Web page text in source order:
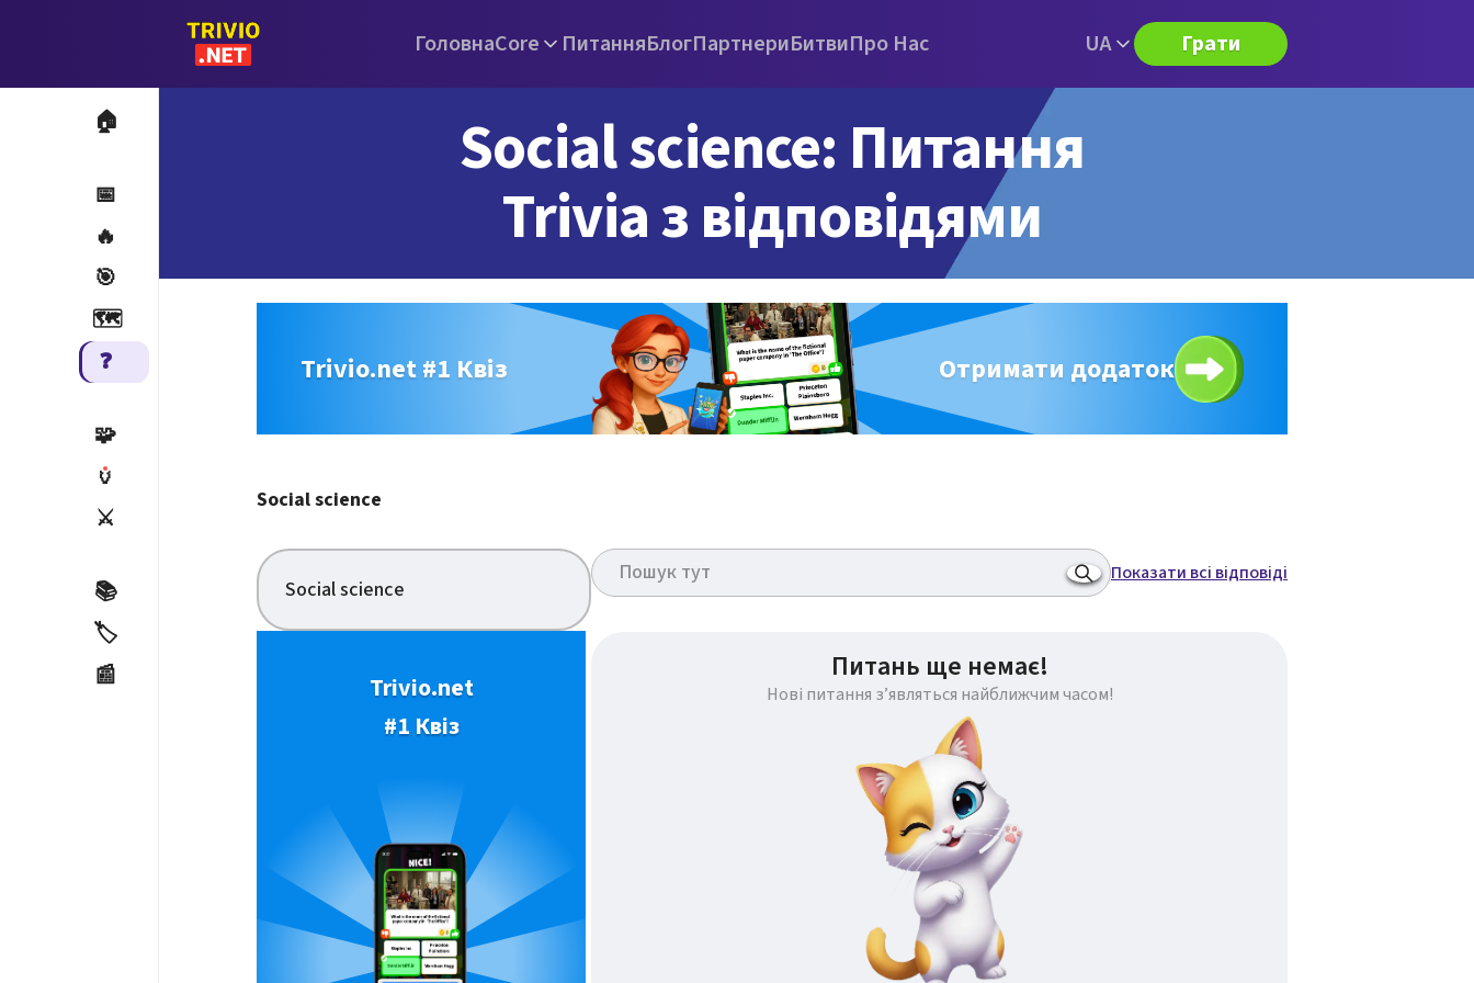
ГоловнаCore ПитанняБлогПартнериБитвиПро Нас UA Грати
🏠
📅
🔥
🎯
🗺️
❓
🧩
🏺
⚔️
📚
🏷️
📰
Social science: Питання
Trivia з відповідями
Trivio.net #1 Квіз Отримати додаток
Social science
Social science
Trivio.net
#1 Квіз
Показати всі відповіді
Питань ще немає!
Нові питання з’являться найближчим часом!